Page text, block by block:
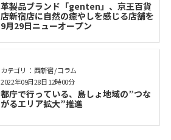
革製品ブランド「genten」、京王百貨
店新宿店に自然の癒やしを感じる店舗を
9⽉29⽇ニューオープン
カテゴリ： 西新宿 / コラム
都庁で行っている、島しょ地域の”つな
がるエリア拡大”推進
2022年09月28日 12時00分